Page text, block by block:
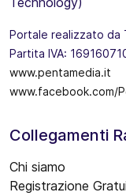
Portale realizzato da
Partita IVA:
www.pentamedia.it
www.facebook.com/
Collegamenti
Chi siamo
Registrazione